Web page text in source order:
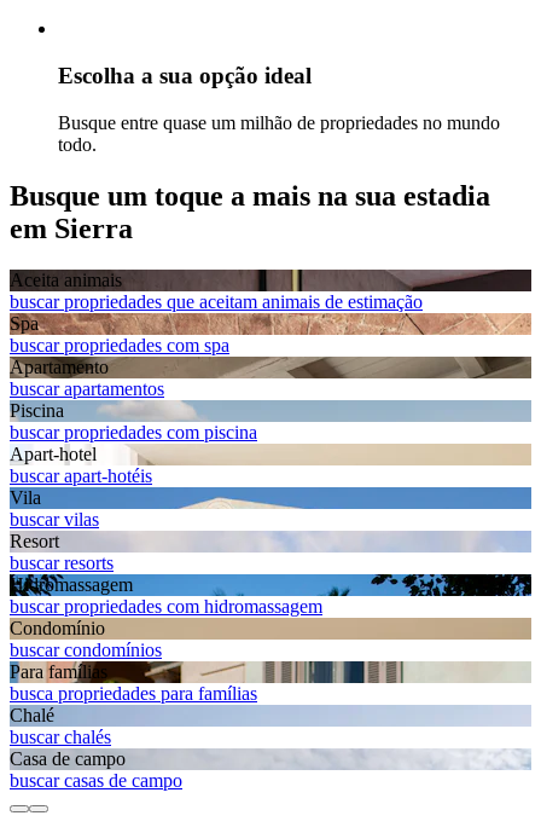
Escolha a sua opção ideal
Busque entre quase um milhão de propriedades no mundo
todo.
Busque um toque a mais na sua estadia
em Sierra
Aceita animais
buscar propriedades que aceitam animais de estimação
Spa
buscar propriedades com spa
Apart­amento
buscar apartamentos
Piscina
buscar propriedades com piscina
Apart-hotel
buscar apart-hotéis
Vila
buscar vilas
Resort
buscar resorts
Hidromassagem
buscar propriedades com hidromassagem
Condomínio
buscar condomínios
Para famílias
busca propriedades para famílias
Chalé
buscar chalés
Casa de campo
buscar casas de campo